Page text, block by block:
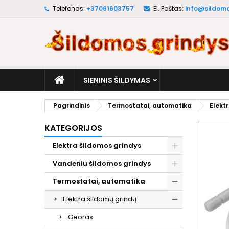
Telefonas: +37061603757 El. Paštas:
SIENINIS ŠILDYMAS
Pagrindinis Termostatai, automatika
KATEGORIJOS
Elektra šildomos grindys
Vandeniu šildomos grindys
Termostatai, automatika
Elektra šildomų grindų
Georas